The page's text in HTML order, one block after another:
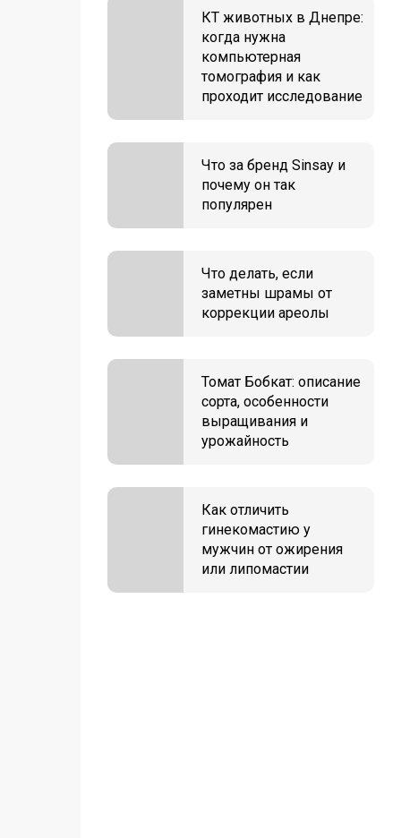
КТ животных в Днепре:
когда нужна
компьютерная
томография и как
проходит исследование
Что за бренд Sinsay и
почему он так
популярен
Что делать, если
заметны шрамы от
коррекции ареолы
Томат Бобкат: описание
сорта, особенности
выращивания и
урожайность
Как отличить
гинекомастию у
мужчин от ожирения
или липомастии